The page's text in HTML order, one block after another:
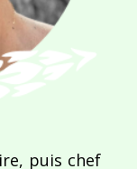
puis chef